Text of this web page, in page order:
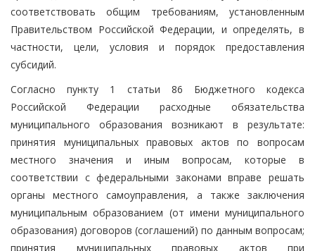
соответствовать общим требованиям, установленным
Правительством Российской Федерации, и определять, в
частности, цели, условия и порядок предоставления
субсидий.
Согласно пункту 1 статьи 86 Бюджетного кодекса
Российской Федерации расходные обязательства
муниципального образования возникают в результате:
принятия муниципальных правовых актов по вопросам
местного значения и иным вопросам, которые в
соответствии с федеральными законами вправе решать
органы местного самоуправления, а также заключения
муниципальным образованием (от имени муниципального
образования) договоров (соглашений) по данным вопросам;
принятия муниципальных правовых актов при